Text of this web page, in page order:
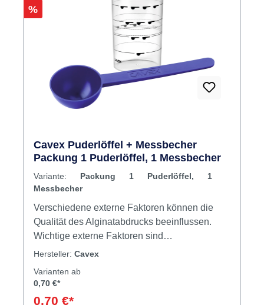
Rabatt
%
Cavex Puderlöffel + Messbecher
Packung 1 Puderlöffel, 1 Messbecher
Variante: Packung 1 Puderlöffel, 1
Messbecher
Verschiedene externe Faktoren können die
Qualität des Alginatabdrucks beeinflussen.
Wichtige externe Faktoren sind
Wassertemperatur, Mischverhältnis,
immer wieder konsistente Ergebnisse zu
Hersteller: Cavex
Varianten ab
0,70 €*
0,70 €*